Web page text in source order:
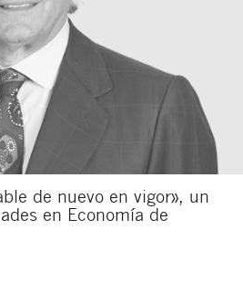
de nuevo en vigor», un
en Economía de